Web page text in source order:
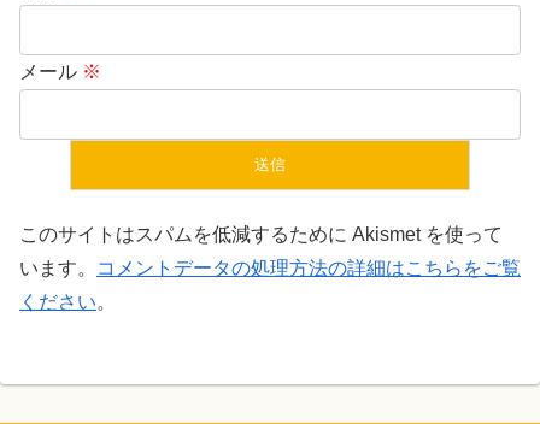
メール ※
このサイトはスパムを低減するために Akismet を使って
います。
コメントデータの処理方法の詳細はこちらをご覧
ください。